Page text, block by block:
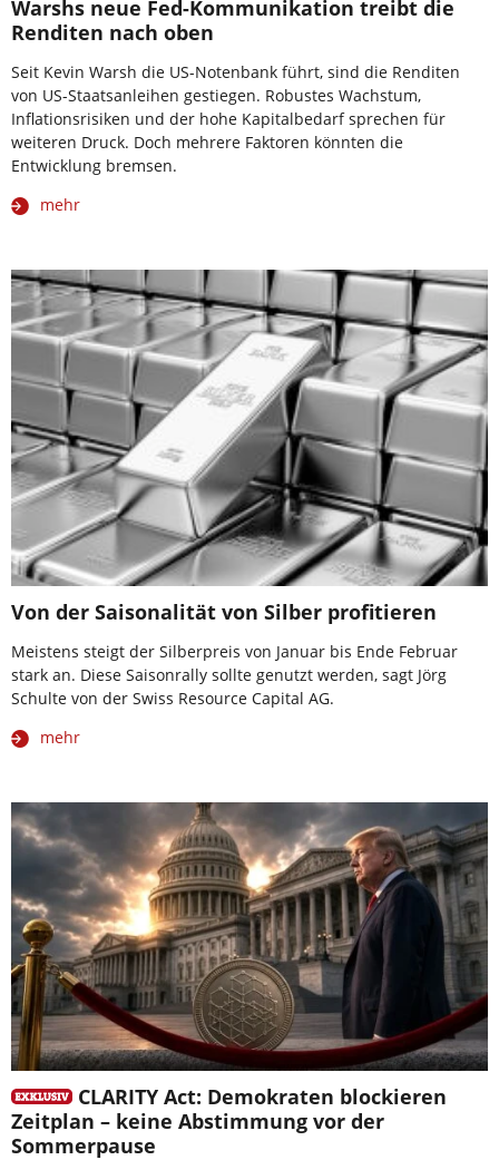
Warshs neue Fed-Kommunikation treibt die
Renditen nach oben
Seit Kevin Warsh die US-Notenbank führt, sind die Renditen
von US-Staatsanleihen gestiegen. Robustes Wachstum,
Inflationsrisiken und der hohe Kapitalbedarf sprechen für
weiteren Druck. Doch mehrere Faktoren könnten die
Entwicklung bremsen.
mehr
Von der Saisonalität von Silber profitieren
Meistens steigt der Silberpreis von Januar bis Ende Februar
stark an. Diese Saisonrally sollte genutzt werden, sagt Jörg
Schulte von der Swiss Resource Capital AG.
mehr
CLARITY Act: Demokraten blockieren
Zeitplan – keine Abstimmung vor der
Sommerpause